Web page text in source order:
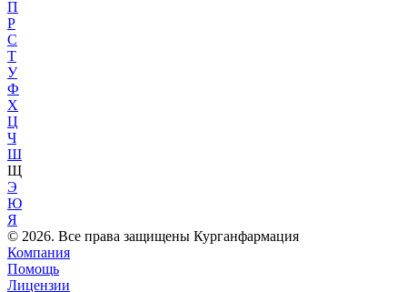
П
Р
С
Т
У
Ф
Х
Ц
Ч
Ш
Щ
Э
Ю
Я
© 2026. Все права защищены Курганфармация
Компания
Помощь
Лицензии